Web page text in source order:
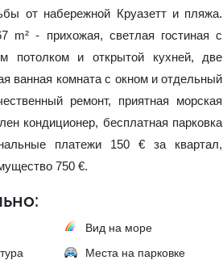
от набережной Круазетт и пляжа.
m² - прихожая, светлая гостиная с
потолком и открытой кухней, две
ванная комната с окном и отдельный
ремонт, приятная морская
кондиционер, бесплатная парковка
платежи 150 € за квартал,
750 €.
Вид на море
Места на парковке